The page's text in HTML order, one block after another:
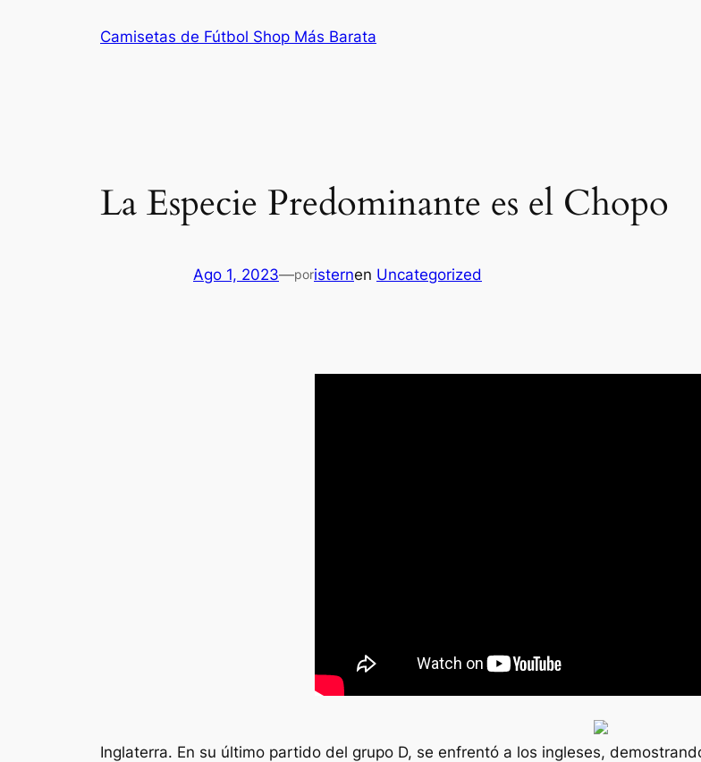
Camisetas de Fútbol Shop Más Barata
La Especie Predominante es el Chopo
Ago 1, 2023—poristernen Uncategorized
Inglaterra. En su último partido del grupo D, se enfrentó a los ingleses,